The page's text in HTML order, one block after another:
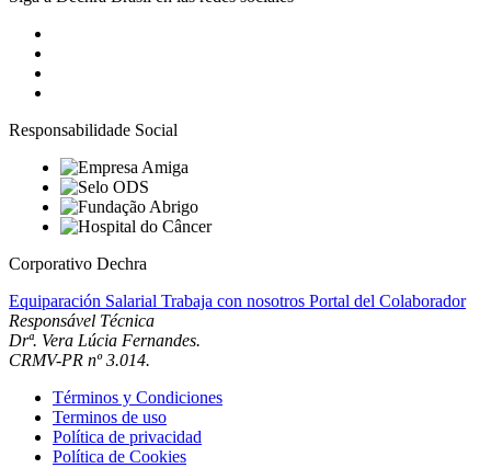
Responsabilidade Social
Corporativo Dechra
Equiparación Salarial Trabaja con nosotros Portal del Colaborador
Responsável Técnica
Drª. Vera Lúcia Fernandes.
CRMV-PR nº 3.014.
Términos y Condiciones
Terminos de uso
Política de privacidad
Política de Cookies